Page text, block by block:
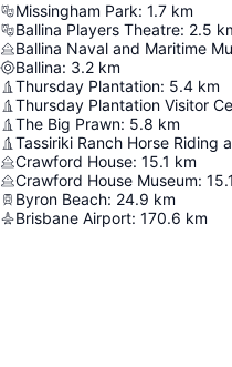
Missingham Park: 1.7 km
Ballina Players Theatre: 2.5
Ballina Naval and Maritime
Ballina: 3.2 km
Thursday Plantation: 5.4 km
Thursday Plantation Visitor
The Big Prawn: 5.8 km
Tassiriki Ranch Horse Riding
Crawford House: 15.1 km
Crawford House Museum: 15.1
Byron Beach: 24.9 km
Brisbane Airport: 170.6 km